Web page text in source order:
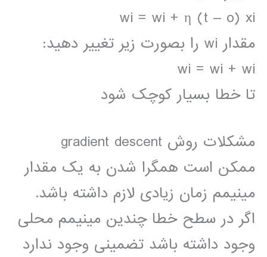
wi = wi + η (t – o) xi
مقدار wi را بصورت زیر تغییر دهید:
wi = wi + wi
تا خطا بسیار کوچک شود
مشکلات روش gradient descent
ممکن است همگرا شدن به یک مقدار
مینیمم زمان زیادی لازم داشته باشد.
اگر در سطح خطا چندین مینیمم محلی
وجود داشته باشد تضمینی وجود ندارد